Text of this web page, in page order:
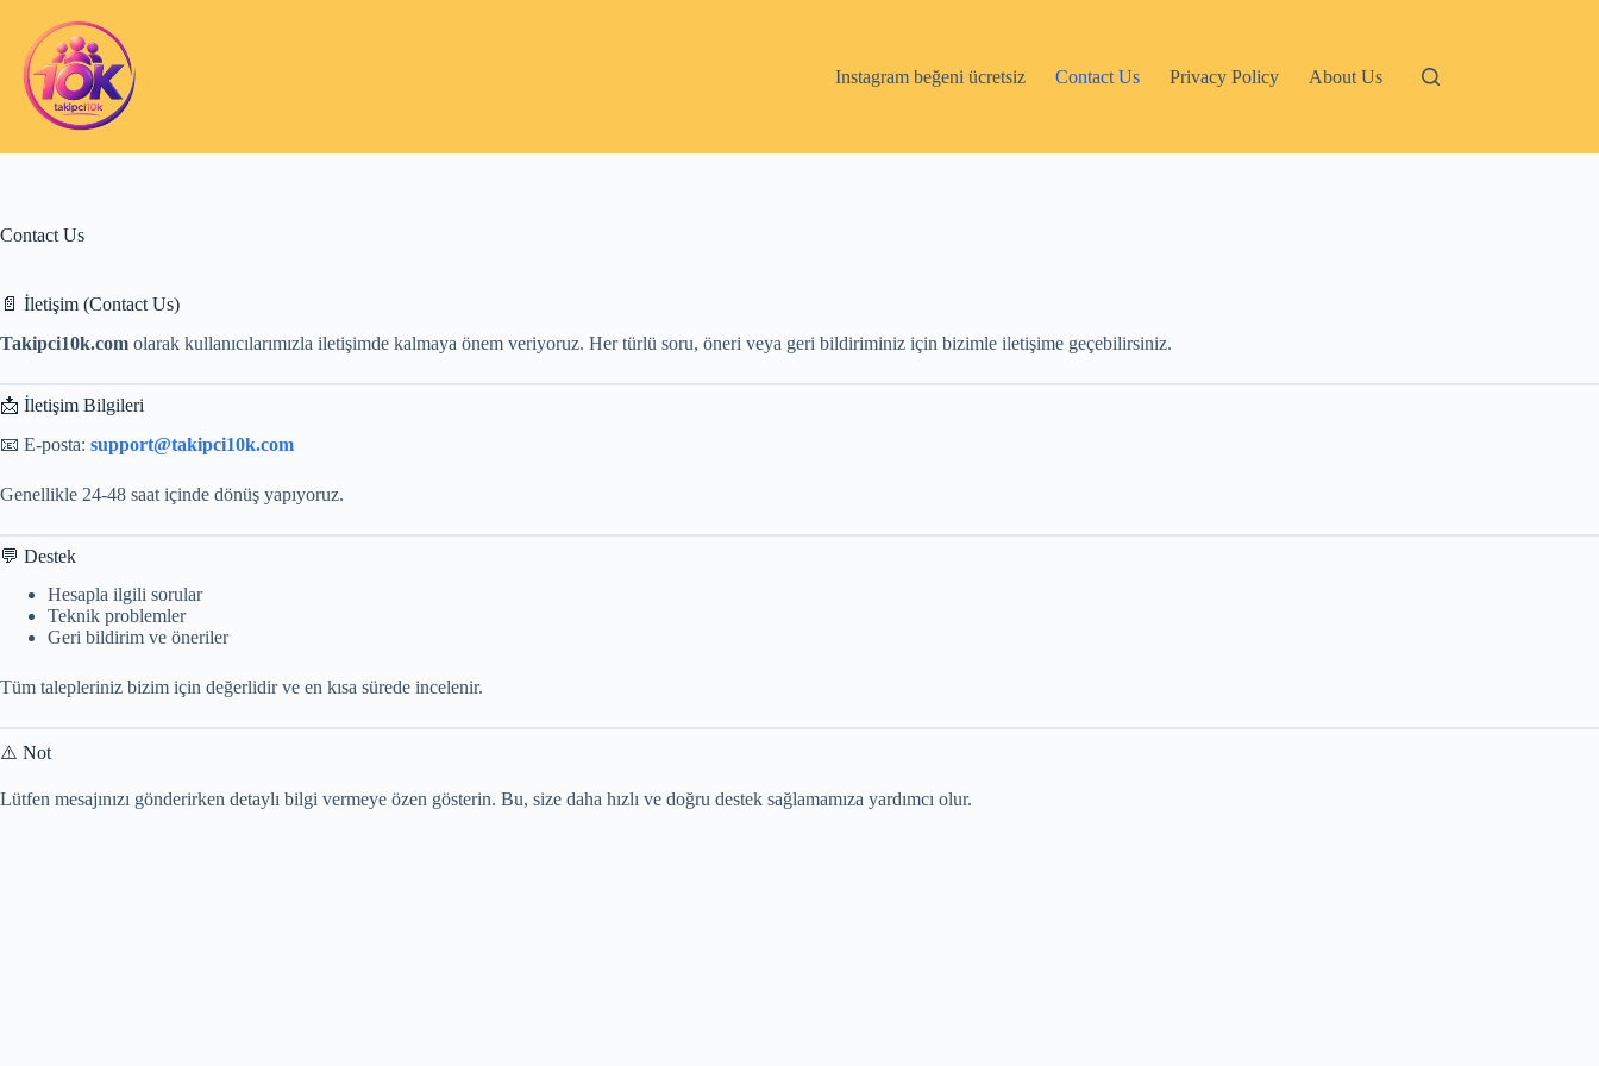
content
Instagram beğeni ücretsiz
Contact Us Privacy Policy About Us
Contact Us
📄 İletişim (Contact Us)
Takipci10k.com olarak kullanıcılarımızla iletişimde kalmaya önem veriyoruz. Her türlü soru, öneri veya geri bildiriminiz için bizimle iletişime geçebilirsiniz.
📩 İletişim Bilgileri
📧 E-posta: support@takipci10k.com
Genellikle 24-48 saat içinde dönüş yapıyoruz.
💬 Destek
Hesapla ilgili sorular
Teknik problemler
Geri bildirim ve öneriler
Tüm talepleriniz bizim için değerlidir ve en kısa sürede incelenir.
⚠️ Not
Lütfen mesajınızı gönderirken detaylı bilgi vermeye özen gösterin. Bu, size daha hızlı ve doğru destek sağlamamıza yardımcı olur.